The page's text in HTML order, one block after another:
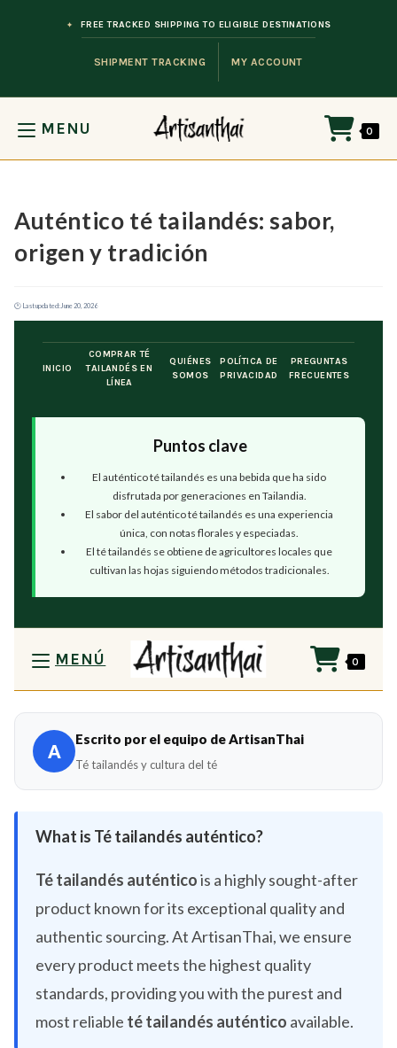
SHIPMENT TRACKING MY ACCOUNT
FREE TRACKED SHIPPING TO ELIGIBLE DESTINATIONS
MENU 0
Auténtico té tailandés: sabor,
origen y tradición
🕐 Last updated:June 20, 2026
INICIO
COMPRAR TÉ
TAILANDÉS EN
LÍNEA
QUIÉNES
SOMOS
POLÍTICA DE
PRIVACIDAD
PREGUNTAS
FRECUENTES
Puntos clave
El auténtico té tailandés es una bebida que ha sido
disfrutada por generaciones en Tailandia.
El sabor del auténtico té tailandés es una experiencia
única, con notas florales y especiadas.
El té tailandés se obtiene de agricultores locales que
cultivan las hojas siguiendo métodos tradicionales.
MENÚ 0
A
Escrito por el equipo de ArtisanThai
Té tailandés y cultura del té
What is Té tailandés auténtico?
Té tailandés auténticois a highly sought-after
product known for its exceptional quality and
authentic sourcing. At ArtisanThai, we ensure
every product meets the highest quality
standards, providing you with the purest and
most reliable té tailandés auténtico available.